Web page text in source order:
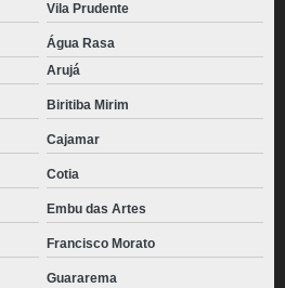
Vila Prudente
Água Rasa
Arujá
Biritiba Mirim
Cajamar
Cotia
Embu das Artes
Francisco Morato
Guararema